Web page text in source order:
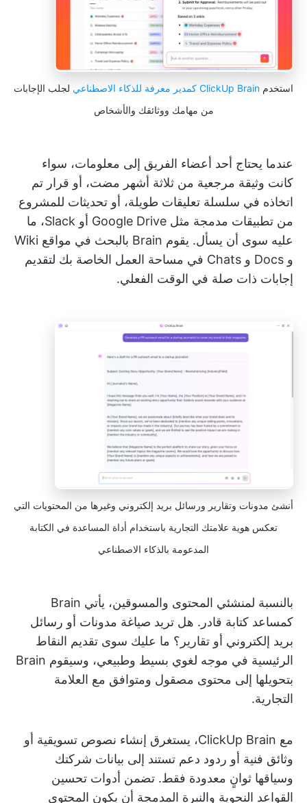
استخدم ClickUp Brain كمدير معرفة للذكاء الاصطناعي
لجلب الإجابات
من مهامك ووثائقك والأشخاص
عندما يحتاج أحد أعضاء الفريق إلى معلومات، سواء
كانت وثيقة مرجعية من ثلاثة أشهر مضت، أو قرار تم
اتخاذه في سلسلة تعليقات طويلة، أو تحديثات للمشروع
من تطبيقات مدمجة مثل Google Drive أو Slack، ما
عليه سوى أن يسأل. يقوم Brain بالبحث في مواقع Wiki
و Docs و Chats في مساحة العمل الخاصة بك لتقديم
إجابات ذات صلة في الوقت الفعلي.
أنشئ مدونات وتقارير ورسائل بريد إلكتروني وغيرها من المحتويات التي
تعكس هوية علامتك التجارية باستخدام أداة المساعدة في الكتابة
المدعومة بالذكاء الاصطناعي
بالنسبة لمنشئي المحتوى والمسوقين، يأتي Brain
كمساعد كتابة قادر. هل تريد صياغة مدونات أو رسائل
بريد إلكتروني أو تقارير؟ ما عليك سوى تقديم النقاط
الرئيسية في موجه لغوي بسيط وطبيعي، وسيقوم Brain
بتحويلها إلى محتوى مصقول ومتوافق مع العلامة
التجارية.
مع ClickUp Brain، يستغرق إنشاء نصوص تسويقية أو
وثائق فنية أو ردود دعم تستند إلى بيانات شركتك
وسياقها ثوانٍ معدودة فقط. تضمن أدوات تحسين
القواعد النحوية والنبرة المدمجة أن يكون المحتوى